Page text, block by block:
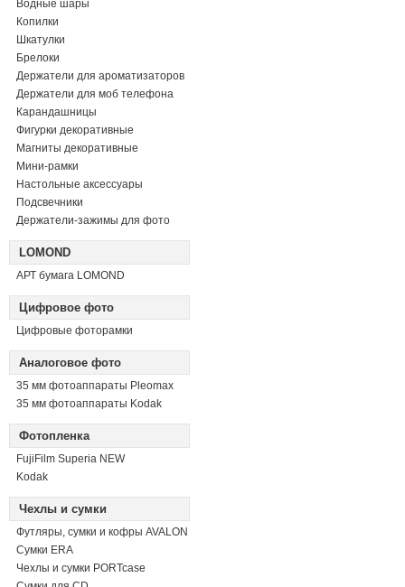
Водные шары
Копилки
Шкатулки
Брелоки
Держатели для ароматизаторов
Держатели для моб телефона
Карандашницы
Фигурки декоративные
Магниты декоративные
Мини-рамки
Настольные аксессуары
Подсвечники
Держатели-зажимы для фото
LOMOND
АРТ бумага LOMOND
Цифровое фото
Цифровые фоторамки
Аналоговое фото
35 мм фотоаппараты Pleomax
35 мм фотоаппараты Kodak
Фотопленка
FujiFilm Superia NEW
Kodak
Чехлы и сумки
Футляры, сумки и кофры AVALON
Сумки ERA
Чехлы и сумки PORTcase